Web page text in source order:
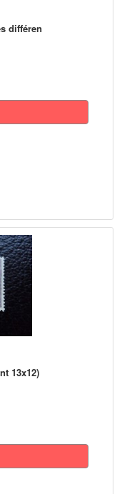
différen
13x12)